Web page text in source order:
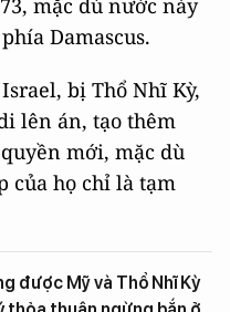
mặc dù nước này
Damascus.
bị Thổ Nhĩ Kỳ,
lên án, tạo thêm
mới, mặc dù
của họ chỉ là tạm
được Mỹ và Thổ Nhĩ Kỳ